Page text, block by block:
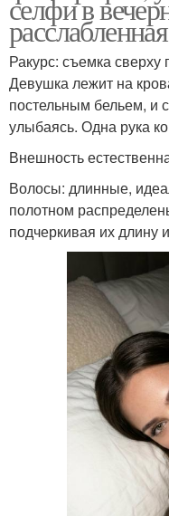
селфи в
Ракурс: съемка
Девушка лежит на
постельным бельем, и
улыбаясь. Одна рука
Внешность
Волосы: длинные,
полотном
подчеркивая их длину